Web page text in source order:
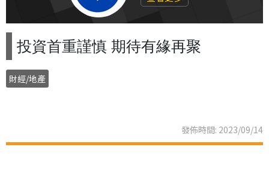
投資首重謹慎 期待有緣再聚
財經/地產
發佈時間: 2023/09/14